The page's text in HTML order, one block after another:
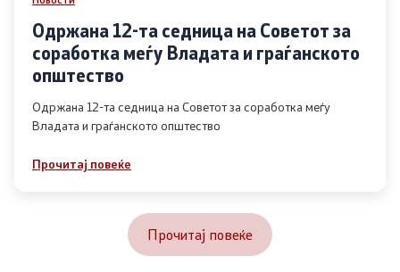
Одржана 12-та седница на Советот за
соработка меѓу Владата и граѓанското
општество
Одржана 12-та седница на Советот за соработка меѓу
Владата и граѓанското општество
Прочитај повеќе
Прочитај повеќе